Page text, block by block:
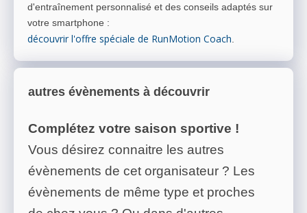
d'entraînement personnalisé et des conseils adaptés sur
votre smartphone :
découvrir l'offre spéciale de RunMotion Coach
autres évènements à découvrir
Complétez votre saison sportive !
Vous désirez connaitre les autres
évènements de cet organisateur ? Les
évènements de même type et proches